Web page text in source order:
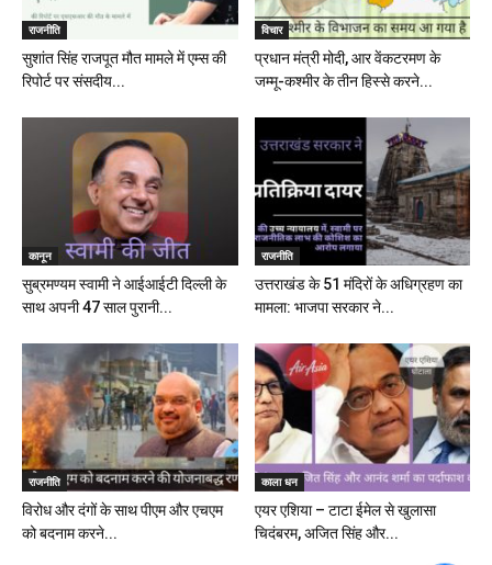
राजनीति
सुशांत सिंह राजपूत मौत मामले में एम्स की
रिपोर्ट पर संसदीय...
विचार
प्रधान मंत्री मोदी, आर वेंकटरमण के
जम्मू-कश्मीर के तीन हिस्से करने...
कानून
सुब्रमण्यम स्वामी ने आईआईटी दिल्ली के
साथ अपनी 47 साल पुरानी...
राजनीति
उत्तराखंड के 51 मंदिरों के अधिग्रहण का
मामला: भाजपा सरकार ने...
राजनीति
विरोध और दंगों के साथ पीएम और एचएम
को बदनाम करने...
काला धन
एयर एशिया – टाटा ईमेल से खुलासा
चिदंबरम, अजित सिंह और...